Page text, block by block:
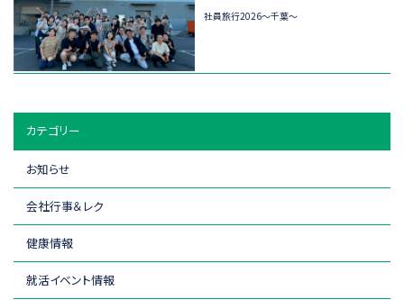
社員旅行2026～千葉～
カテゴリー
お知らせ
会社行事＆レク
健康情報
就活イベント情報